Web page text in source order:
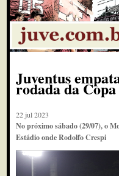
Juventus
rodada da
22 jul 2023
No próximo sábado (29/07), o
Estádio onde Rodolfo Crespi